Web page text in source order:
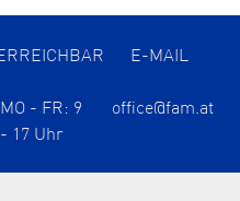
E-MAIL
MO - FR: 9
- 17 Uhr
office@fam.at